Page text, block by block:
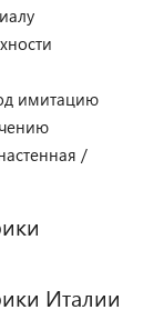
имитацию
/
Италии